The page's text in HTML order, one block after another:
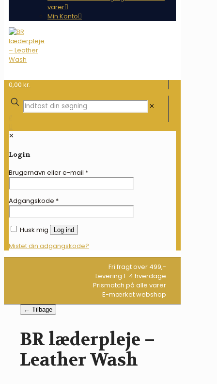
varer
Min Konto
0,00 kr.
✕
✕
Login
Brugernavn eller e-mail *
Adgangskode *
Husk mig Log ind
Mistet din adgangskode?
Fri fragt over 499,-
Levering 1-4 hverdage
Prismatch på alle varer
E-mærket webshop
← Tilbage
BR læderpleje –
Leather Wash